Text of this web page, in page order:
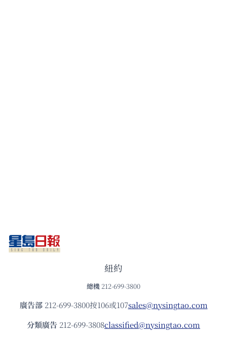
紐約
總機 212-699-3800
廣告部212-699-3800按106或107sales@nysingtao.com
分類廣告 212-699-3808classified@nysingtao.com